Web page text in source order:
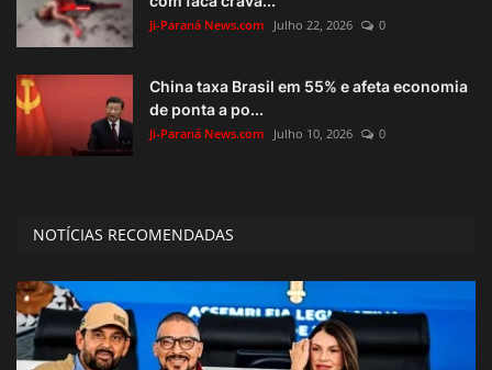
Ji-Paraná News.com Julho 22, 2026 0
China taxa Brasil em 55% e afeta economia
de ponta a po...
Ji-Paraná News.com Julho 10, 2026 0
NOTÍCIAS RECOMENDADAS